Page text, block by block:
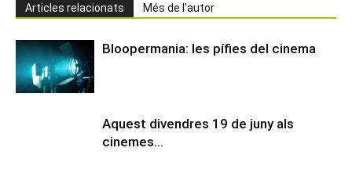
Articles relacionats Més de l'autor
Bloopermania: les pífies del cinema
Aquest divendres 19 de juny als
cinemes…